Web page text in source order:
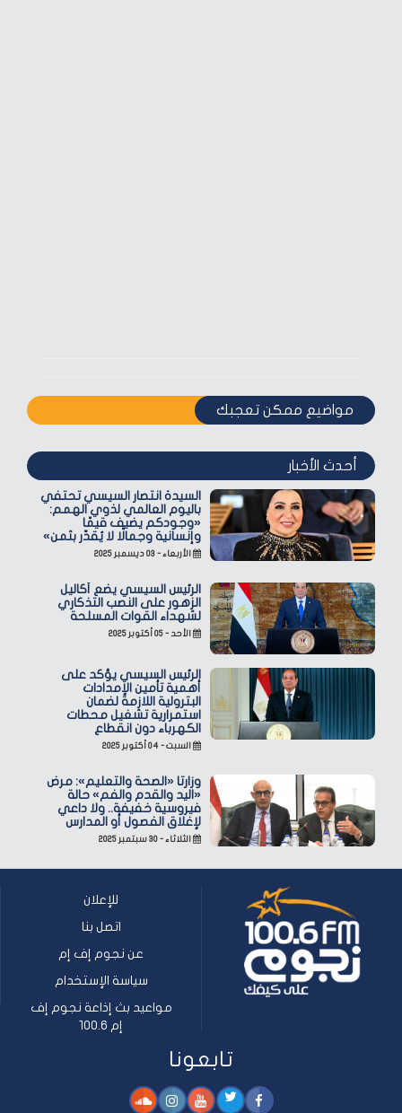
مواضيع ممكن تعجبك
أحدث الأخبار
السيدة انتصار السيسي تحتفي
باليوم العالمي لذوي الهمم:
«وجودكم يضيف قيمًا
وإنسانية وجمالًا لا يُقدّر بثمن»
الأربعاء - ٠٣ ديسمبر ٢٠٢٥
الرئيس السيسي يضع أكاليل
الزهور على النصب التذكاري
لشهداء القوات المسلحة
الأحد - ٠٥ أكتوبر ٢٠٢٥
الرئيس السيسي يؤكد على
أهمية تأمين الإمدادات
البترولية اللازمة لضمان
استمرارية تشغيل محطات
الكهرباء دون انقطاع
السبت - ٠٤ أكتوبر ٢٠٢٥
وزارتا «الصحة والتعليم»: مرض
«اليد والقدم والفم» حالة
فيروسية خفيفة.. ولا داعي
لإغلاق الفصول أو المدارس
الثلاثاء - ٣٠ سبتمبر ٢٠٢٥
للإعلان
اتصل بنا
عن نجوم إف إم
سياسة الإستخدام
مواعيد بث إذاعة نجوم إف
إم 100.6
تابعونا